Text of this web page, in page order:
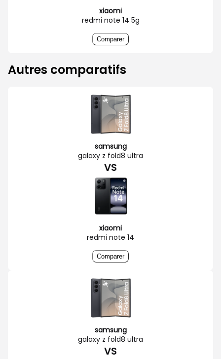
xiaomi
redmi note 14 5g
Comparer
Autres comparatifs
samsung
galaxy z fold8 ultra
VS
xiaomi
redmi note 14
Comparer
samsung
galaxy z fold8 ultra
VS